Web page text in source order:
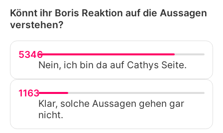
Könnt ihr Boris Reaktion auf die Aussagen
verstehen?
5346
Nein, ich bin da auf Cathys Seite.
1163
Klar, solche Aussagen gehen gar
nicht.